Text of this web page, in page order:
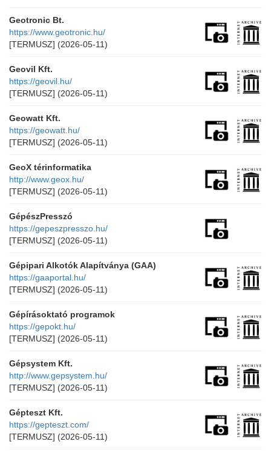
Geotronic Bt.
https://www.geotronic.hu/
[TERMUSZ] (2026-05-11)
Geovil Kft.
https://geovil.hu/
[TERMUSZ] (2026-05-11)
Geowatt Kft.
https://geowatt.hu/
[TERMUSZ] (2026-05-11)
GeoX térinformatika
http://www.geox.hu/
[TERMUSZ] (2026-05-11)
GépészPresszó
https://gepeszpresszo.hu/
[TERMUSZ] (2026-05-11)
Gépipari Alkotók Alapítványa (GAA)
https://gaaportal.hu/
[TERMUSZ] (2026-05-11)
Gépírásoktató programok
https://gepokt.hu/
[TERMUSZ] (2026-05-11)
Gépsystem Kft.
http://www.gepsystem.hu/
[TERMUSZ] (2026-05-11)
Gépteszt Kft.
https://gepteszt.com/
[TERMUSZ] (2026-05-11)